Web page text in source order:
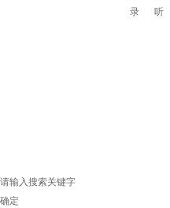
录
听
请输入搜索关键字
确定